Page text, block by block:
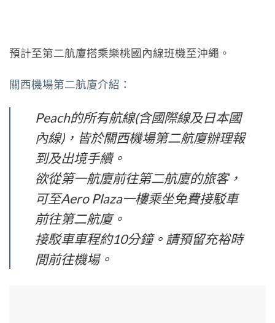
預計至第二航廈搭乘樂桃國內線班機至沖繩。
關西機場第二航廈介紹 ：
Peach的所有航線(含國際線及日本國
內線)，皆於關西機場第二航廈辦理報
到及出境手續。
欲從第一航廈前往第二航廈的旅客，
可至Aero Plaza一樓乘坐免費接駁車
前往第二航廈。
接駁車車程約10分鐘。請預留充裕時
間前往機場。